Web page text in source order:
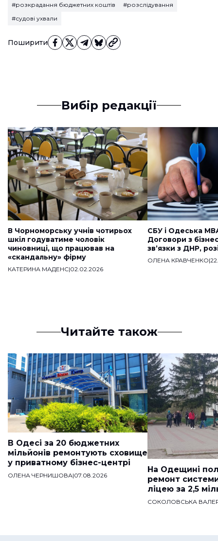
Поширити
#розкрадання бюджетних коштів
#розслідування
#судові ухвали
Вибір редакції
В Чорноморську учнів чотирьох
шкіл годуватиме чоловік
чиновниці, що працював на
«скандальну» фірму
КАТЕРИНА МАДЕНС|02.02.2026
СБУ і Одеська
Договори з
звʼязки з ДНР,
ОЛЕНА КРАВЧЕНКО|
Читайте також
В Одесі за 20 бюджетних
мільйонів ремонтують сховище
у приватному бізнес-центрі
ОЛЕНА ЧЕРНИШОВА|07.08.2026
На Одещині
ремонт
ліцею за 2,5
СОКОЛОВСЬКА